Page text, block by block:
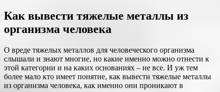
Как вывести тяжелые металлы из
организма человека
О вреде тяжелых металлов для человеческого организма
слышали и знают многие, но какие именно можно отнести к
этой категории и на каких основаниях – не все. И уж тем
более мало кто имеет понятие, как вывести тяжелые металлы
из организма человека, как именно они проникают в